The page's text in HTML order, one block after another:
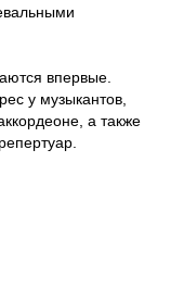
впервые.
y музыкантов,
a также